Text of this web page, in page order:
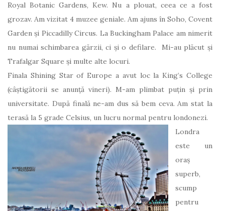
Royal Botanic Gardens, Kew. Nu a plouat, ceea ce a fost
grozav. Am vizitat 4 muzee geniale. Am ajuns în Soho, Covent
Garden și Piccadilly Circus. La Buckingham Palace am nimerit
nu numai schimbarea gărzii, ci și o defilare. Mi-au plăcut și
Trafalgar Square și multe alte locuri.
Finala Shining Star of Europe a avut loc la King’s College
(câștigătorii se anunță vineri). M-am plimbat puțin și prin
universitate. După finală ne-am dus să bem ceva. Am stat la
terasă la 5 grade Celsius, un lucru normal pentru londonezi.
Londra
este un
oraș
superb,
scump
pentru